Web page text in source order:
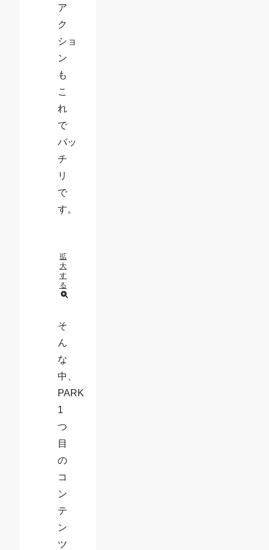
ア
ク
ショ
ン
も
こ
れ
で
バッ
チ
リ
で
す。
拡
大
す
る
そ
ん
な
中、
PARK
1
つ
目
の
コ
ン
テ
ン
ツ